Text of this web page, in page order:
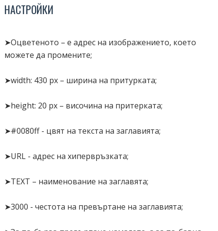
padding: 3px 3px 3px 40px;
margin:10px 0;
#pscroller2 a{
color:#0080ff;
#pscroller2 a:hover{
}
}
<script type="text/javascript">
НАСТРОЙКИ
➤Оцветеното – е адрес на изображението, което
можете да промените;
➤width: 430 px – ширина на притурката;
➤height: 20 px – височина на притерката;
➤#0080ff - цвят на текста на заглавията;
➤URL - адрес на хипервръзката;
➤TEXT – наименование на заглавята;
➤3000 - честота на превъртане на заглавията;